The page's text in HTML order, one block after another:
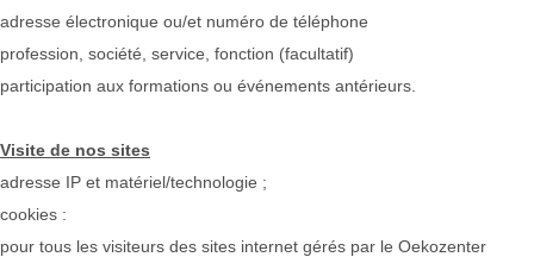
adresse électronique ou/et numéro de téléphone
profession, société, service, fonction (facultatif)
participation aux formations ou événements antérieurs.
Visite de nos sites
adresse IP et matériel/technologie ;
cookies :
pour tous les visiteurs des sites internet gérés par le Oekozenter